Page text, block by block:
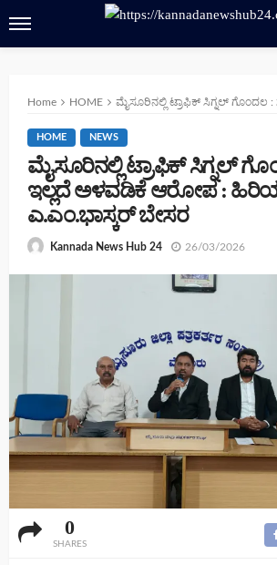
Home HOME ಮೈಸೂರಿನಲ್ಲಿ ಟ್ರಾಫಿಕ್ ಸಿಗ್ನಲ್ ಗೊಂದಲ : ಸರ್ವೇ ಇಲ್ಲದೆ ಅಳವಡಿಕೆ
HOME NEWS
ಮೈಸೂರಿನಲ್ಲಿ ಟ್ರಾಫಿಕ್ ಸಿಗ್ನಲ್
ಇಲ್ಲದೆ ಅಳವಡಿಕೆ ಆರೋಪ :
ಎ.ಎಂ.ಭಾಸ್ಕರ್ ಬೇಸರ
Kannada News Hub 24 26/03/2026
0
SHARES